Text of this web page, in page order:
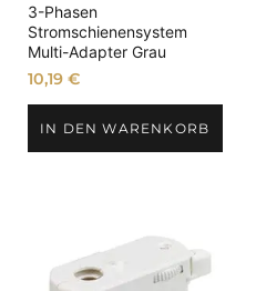
3-Phasen
Stromschienensystem
Multi-Adapter Grau
10,19 €
IN DEN WARENKORB